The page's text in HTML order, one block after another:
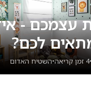
- איזה
לכם?
•השטיח האדום